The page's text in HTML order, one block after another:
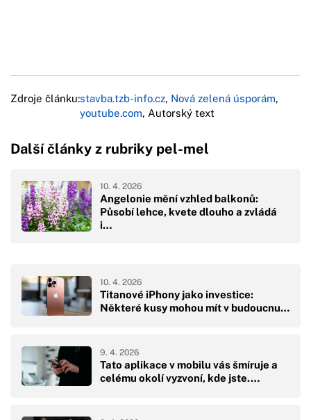
Zdroje článku:stavba.tzb-info.cz, Nová zelená úsporám,
youtube.com, Autorský text
Další články z rubriky pel-mel
Angelonie mění vzhled balkonů:
Působí lehce, kvete dlouho a zvládá
i…
10. 4. 2026
Titanové iPhony jako investice:
Některé kusy mohou mít v budoucnu…
10. 4. 2026
Tato aplikace v mobilu vás šmíruje a
celému okolí vyzvoní, kde jste.…
9. 4. 2026